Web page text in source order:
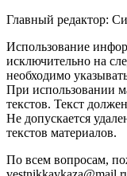
Главный редактор:
Использование
исключительно на
необходимо
При использовании
текстов. Текст
Не допускается
текстов материалов.
По всем вопросам,